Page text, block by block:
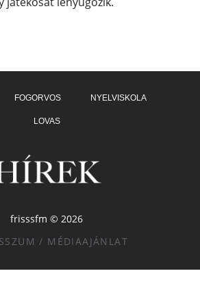
FOGORVOS NYELVISKOLA
LOVAS
frisssfm © 2026
/ MÉDIAAJÁNLAT